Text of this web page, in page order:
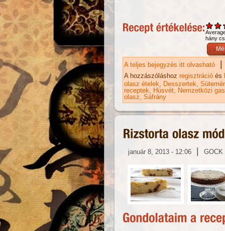
hány
A teljes bejegyzés itt olvasható |
A hozzászóláshoz regisztráció és
olasz ételek
Desszertek
receptek
Húsvét
Nemzetközi
olasz Sáfrány
január 8, 2013 - 12:06 | GOCK